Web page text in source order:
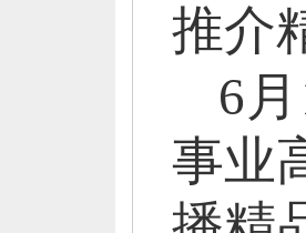
推介
6
事业